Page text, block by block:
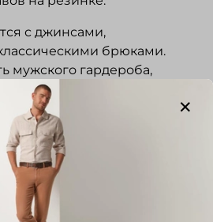
с джинсами,
брюками.
мужского гардероба,
использования.
оставлял